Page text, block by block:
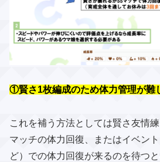
①賢さ1枚編成のため体力管理が難
これを補う方法としては賢さ友情
マッチの体力回復、またはイベン
ど）での体力回復が来るのを待つ